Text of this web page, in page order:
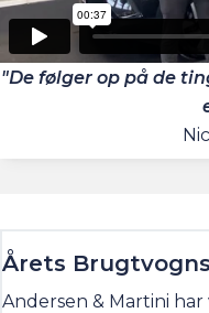
"De følger op på de
Årets
Andersen & Martini